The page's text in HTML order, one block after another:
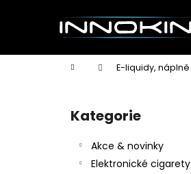
Domů E-liquidy, náplně
Přeskočit
kategorie
Kategorie
Akce & novinky
Elektronické cigarety
í
Zpět
do
Zpět
do